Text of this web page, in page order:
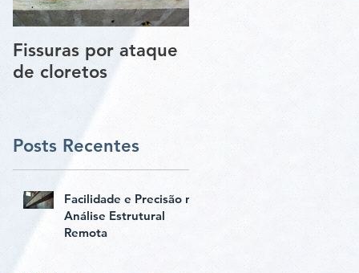
Fissuras por ataque
de cloretos
Posts Recentes
Facilidade e Precisão na
Análise Estrutural
Remota